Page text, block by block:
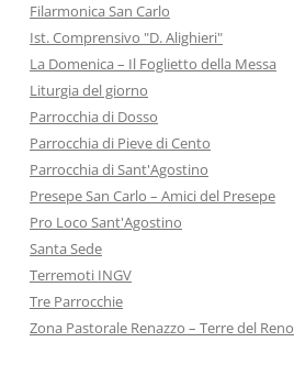
Filarmonica San Carlo
Ist. Comprensivo "D. Alighieri"
La Domenica – Il Foglietto della Messa
Liturgia del giorno
Parrocchia di Dosso
Parrocchia di Pieve di Cento
Parrocchia di Sant'Agostino
Presepe San Carlo – Amici del Presepe
Pro Loco Sant'Agostino
Santa Sede
Terremoti INGV
Tre Parrocchie
Zona Pastorale Renazzo – Terre del Reno